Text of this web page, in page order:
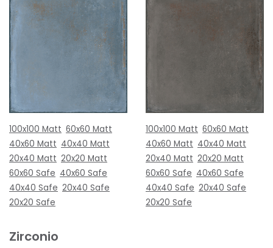
100x100 Matt 60x60 Matt
40x60 Matt 40x40 Matt
20x40 Matt 20x20 Matt
60x60 Safe 40x60 Safe
40x40 Safe 20x40 Safe
20x20 Safe
100x100 Matt 60x60 Matt
40x60 Matt 40x40 Matt
20x40 Matt 20x20 Matt
60x60 Safe 40x60 Safe
40x40 Safe 20x40 Safe
20x20 Safe
Zirconio